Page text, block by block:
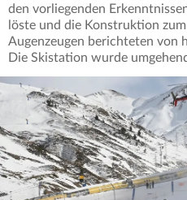
den vorliegenden
löste und die Konstruktion
Augenzeugen berichteten von
Die Skistation wurde